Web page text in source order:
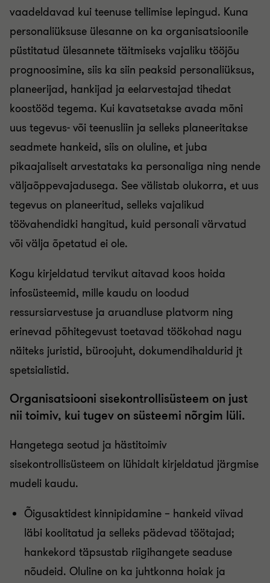
vaadeldavad kui teenuse tellimise lepingud. Kuna
personaliüksuse ülesanne on ka organisatsioonile
püstitatud ülesannete täitmiseks vajaliku tööjõu
prognoosimine, siis ka siin peaksid personaliüksus,
planeerijad, hankijad ja eelarvestajad tihedat
koostööd tegema. Kui kavatsetakse avada mõni
uus tegevus- või teenusliin ja selleks planeeritakse
seadmete hankeid, siis on oluline, et juba
pikaajaliselt arvestataks ka personaliga ning nende
väljaõppevajadusega. See välistab olukorra, et uus
tegevus on planeeritud, selleks vajalikud
töövahendidki hangitud, kuid personali värvatud
või välja õpetatud ei ole.
Kogu kirjeldatud tervikut aitavad koos hoida
infosüsteemid, mille kaudu on loodud
ressursiarvestuse ja aruandluse platvorm ning
erinevad põhitegevust toetavad töökohad nagu
näiteks juristid, büroojuht, dokumendihaldurid jt
spetsialistid.
Organisatsiooni sisekontrollisüsteem on just
nii toimiv, kui tugev on süsteemi nõrgim lüli.
Hangetega seotud ja hästitoimiv
sisekontrollisüsteem on lühidalt kirjeldatud järgmise
mudeli kaudu.
Õigusaktidest kinnipidamine – hankeid viivad
läbi koolitatud ja selleks pädevad töötajad;
hankekord täpsustab riigihangete seaduse
nõudeid. Oluline on ka juhtkonna hoiak ja